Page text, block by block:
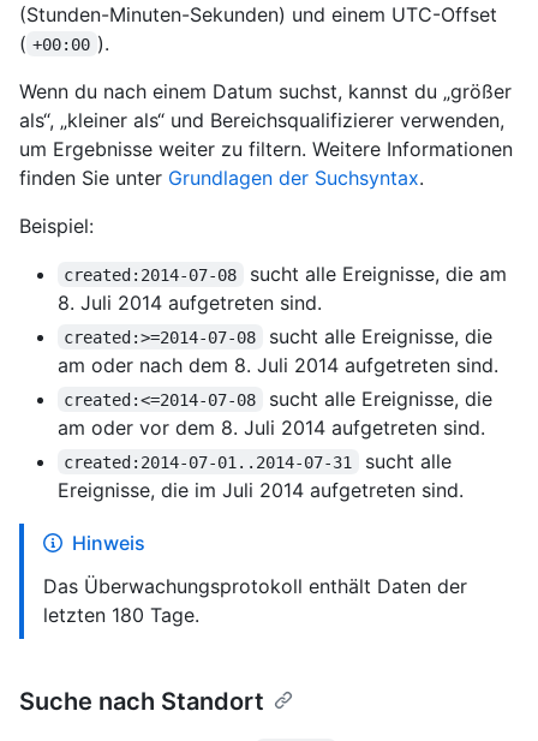
(Stunden-Minuten-Sekunden) und einem UTC-Offset
( +00:00 ).
Wenn du nach einem Datum suchst, kannst du „größer
als“, „kleiner als“ und Bereichsqualifizierer verwenden,
um Ergebnisse weiter zu filtern. Weitere Informationen
finden Sie unter Grundlagen der Suchsyntax.
Beispiel:
created:2014-07-08
sucht alle Ereignisse, die am
8. Juli 2014 aufgetreten sind.
created:>=2014-07-08
sucht alle Ereignisse, die
am oder nach dem 8. Juli 2014 aufgetreten sind.
created:<=2014-07-08
sucht alle Ereignisse, die
am oder vor dem 8. Juli 2014 aufgetreten sind.
created:2014-07-01..2014-07-31
sucht alle
Ereignisse, die im Juli 2014 aufgetreten sind.
Hinweis
Das Überwachungsprotokoll enthält Daten der
letzten 180 Tage.
Suche nach Standort